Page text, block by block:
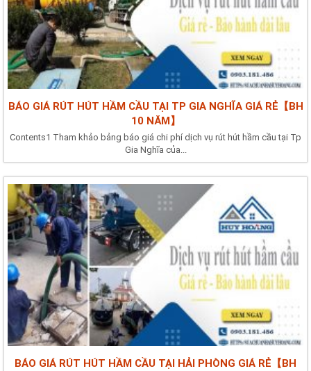
BÁO GIÁ RÚT HÚT HẦM CẦU TẠI TP GIA NGHĨA GIÁ RẺ【BH
10 NĂM】
Contents1 Tham khảo bảng báo giá chi phí dịch vụ rút hút hầm cầu tại Tp
Gia Nghĩa của...
BÁO GIÁ RÚT HÚT HẦM CẦU TẠI HẢI PHÒNG GIÁ RẺ【BH